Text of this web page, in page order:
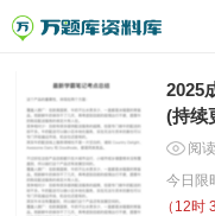
2025
(持续
阅
今日限
（ 12时